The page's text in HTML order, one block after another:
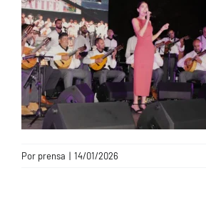
CONTACTO
Por prensa | 14/01/2026